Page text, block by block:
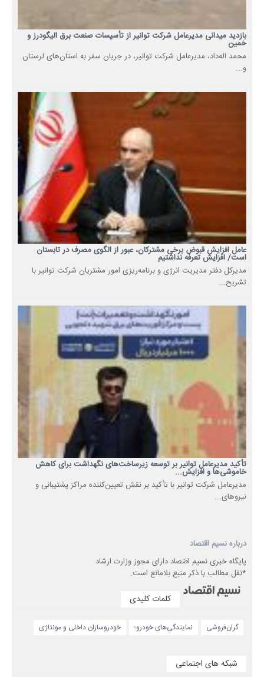
بازدید میدانی مدیرعامل شرکت توانیر از تأسیسات صنعت برق الیگودرز و
خمین
محمد اله‌داد، مدیرعامل شرکت توانیر، در جریان سفر به استان‌های لرستان
و...
عامل افزایش قبوض برخی مشترکان، عبور از الگوی مصرف در تابستان
است/ افزایش تعرفه نداشتیم
مدیرکل دفتر مدیریت انرژی و برنامه‌ریزی امور مشتریان شرکت توانیر با
تشریح...
تأکید مدیرعامل توانیر بر توسعه زیرساخت‌های نگهداشت برای کاهش
خاموشی‌ها و افزایش...
مدیرعامل شرکت توانیر با تأکید بر نقش تعیین‌کننده مراکز پشتیبانی و
نیروهای...
درباره نسیم اقتصاد
پایگاه خبری نسیم اقتصاد دارای مجوز وزارت ارشاد
*نقل مطالب با ذکر منبع بلامانع است.
کلمات کلیدی
گران‌فروشی نمایندگی‌های خودرو؛ خودروسازان داخلی و مونتاژی
شبکه های اجتماعی